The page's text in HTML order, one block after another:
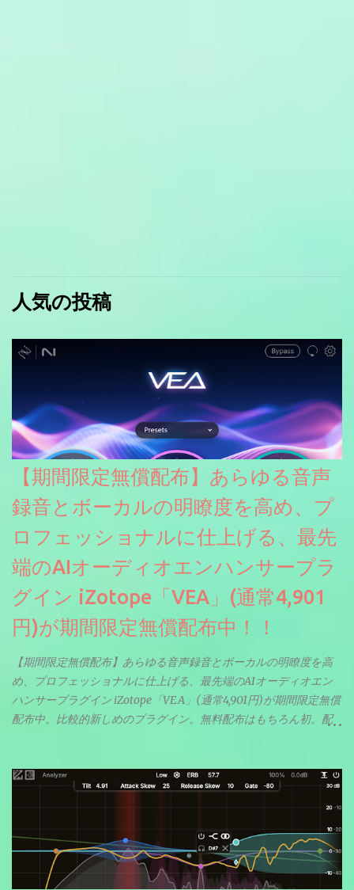
人気の投稿
【期間限定無償配布】あらゆる音声
録音とボーカルの明瞭度を高め、プ
ロフェッショナルに仕上げる、最先
端のAIオーディオエンハンサープラ
グイン iZotope「VEA」(通常4,901
円)が期間限定無償配布中！！
【期間限定無償配布】あらゆる音声録音とボーカルの明瞭度を高
め、プロフェッショナルに仕上げる、最先端のAIオーディオエン
ハンサープラグイン iZotope「VEA」(通常4,901円)が期間限定無償
配布中。比較的新しめのプラグイン。無料配布はもちろん初。配